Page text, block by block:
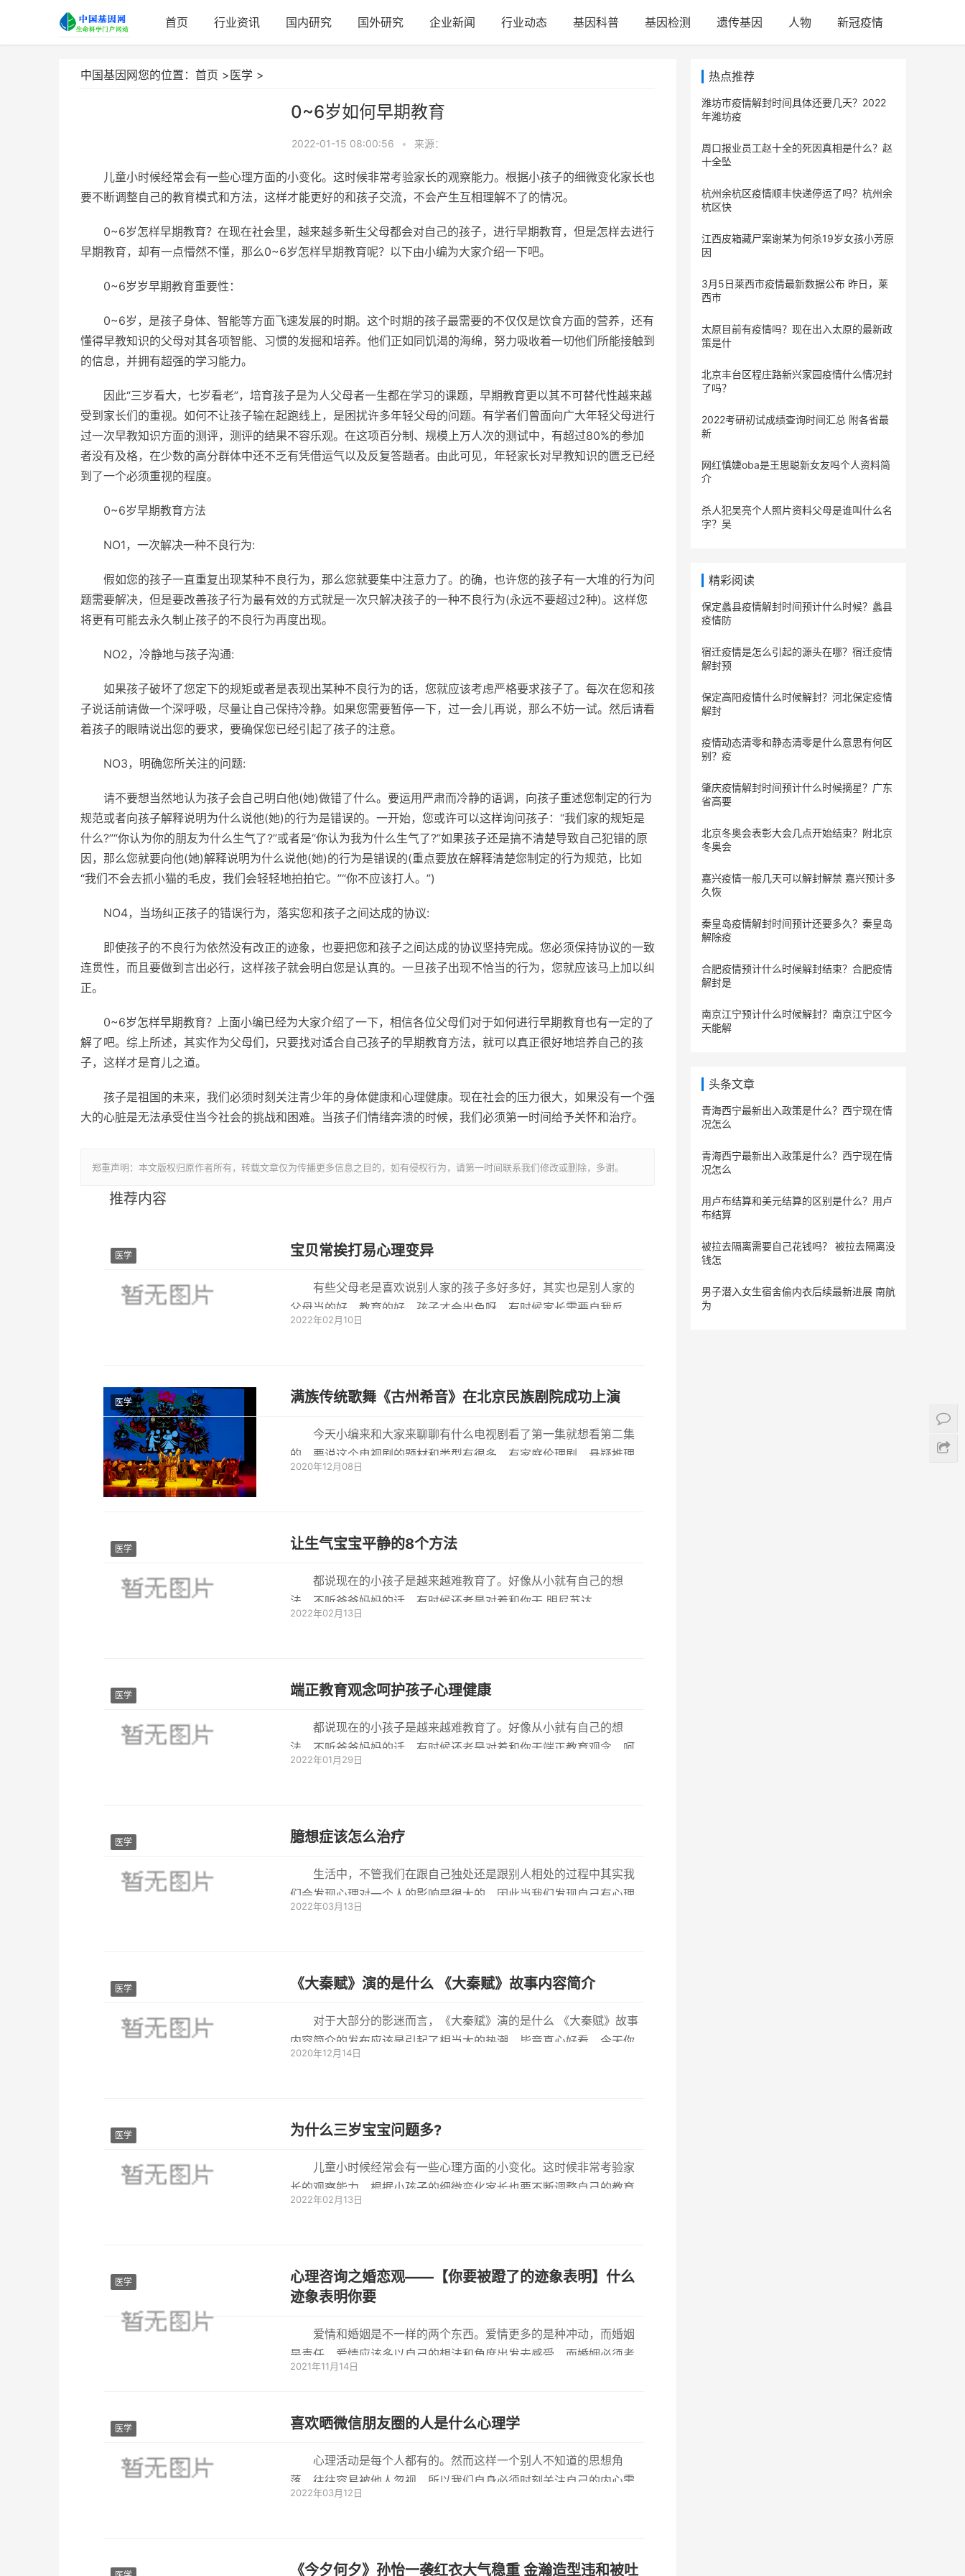
首页 行业资讯 国内研究 国外研究 企业新闻 行业动态 基因科普 基因检测 遗传基因 人物 新冠疫情
中国基因网您的位置： 首页 > 医学 >
0~6岁如何早期教育
2022-01-15 08:00:56 • 来源：
儿童小时候经常会有一些心理方面的小变化。这时候非常考验家长的观察能力。根据小孩子的细微变化家长也
要不断调整自己的教育模式和方法，这样才能更好的和孩子交流，不会产生互相理解不了的情况。
0~6岁怎样早期教育？在现在社会里，越来越多新生父母都会对自己的孩子，进行早期教育，但是怎样去进行
早期教育，却有一点懵然不懂，那么0~6岁怎样早期教育呢？以下由小编为大家介绍一下吧。
0~6岁岁早期教育重要性：
0~6岁，是孩子身体、智能等方面飞速发展的时期。这个时期的孩子最需要的不仅仅是饮食方面的营养，还有
懂得早教知识的父母对其各项智能、习惯的发掘和培养。他们正如同饥渴的海绵，努力吸收着一切他们所能接触到
的信息，并拥有超强的学习能力。
因此“三岁看大，七岁看老”，培育孩子是为人父母者一生都在学习的课题，早期教育更以其不可替代性越来越
受到家长们的重视。如何不让孩子输在起跑线上，是困扰许多年轻父母的问题。有学者们曾面向广大年轻父母进行
过一次早教知识方面的测评，测评的结果不容乐观。在这项百分制、规模上万人次的测试中，有超过80%的参加
者没有及格，在少数的高分群体中还不乏有凭借运气以及反复答题者。由此可见，年轻家长对早教知识的匮乏已经
到了一个必须重视的程度。
0~6岁早期教育方法
NO1，一次解决一种不良行为:
假如您的孩子一直重复出现某种不良行为，那么您就要集中注意力了。的确，也许您的孩子有一大堆的行为问
题需要解决，但是要改善孩子行为最有效的方式就是一次只解决孩子的一种不良行为(永远不要超过2种)。这样您
将更有可能去永久制止孩子的不良行为再度出现。
NO2，冷静地与孩子沟通:
如果孩子破坏了您定下的规矩或者是表现出某种不良行为的话，您就应该考虑严格要求孩子了。每次在您和孩
子说话前请做一个深呼吸，尽量让自己保持冷静。如果您需要暂停一下，过一会儿再说，那么不妨一试。然后请看
着孩子的眼睛说出您的要求，要确保您已经引起了孩子的注意。
NO3，明确您所关注的问题:
请不要想当然地认为孩子会自己明白他(她)做错了什么。要运用严肃而冷静的语调，向孩子重述您制定的行为
规范或者向孩子解释说明为什么说他(她)的行为是错误的。一开始，您或许可以这样询问孩子：“我们家的规矩是
什么?”“你认为你的朋友为什么生气了?”或者是“你认为我为什么生气了?”如果孩子还是搞不清楚导致自己犯错的原
因，那么您就要向他(她)解释说明为什么说他(她)的行为是错误的(重点要放在解释清楚您制定的行为规范，比如
“我们不会去抓小猫的毛皮，我们会轻轻地拍拍它。”“你不应该打人。”)
NO4，当场纠正孩子的错误行为，落实您和孩子之间达成的协议:
即使孩子的不良行为依然没有改正的迹象，也要把您和孩子之间达成的协议坚持完成。您必须保持协议的一致
连贯性，而且要做到言出必行，这样孩子就会明白您是认真的。一旦孩子出现不恰当的行为，您就应该马上加以纠
正。
0~6岁怎样早期教育？上面小编已经为大家介绍了一下，相信各位父母们对于如何进行早期教育也有一定的了
解了吧。综上所述，其实作为父母们，只要找对适合自己孩子的早期教育方法，就可以真正很好地培养自己的孩
子，这样才是育儿之道。
孩子是祖国的未来，我们必须时刻关注青少年的身体健康和心理健康。现在社会的压力很大，如果没有一个强
大的心脏是无法承受住当今社会的挑战和困难。当孩子们情绪奔溃的时候，我们必须第一时间给予关怀和治疗。
郑重声明：本文版权归原作者所有，转载文章仅为传播更多信息之目的，如有侵权行为，请第一时间联系我们修改或删除，多谢。
推荐内容
医学 宝贝常挨打易心理变异
有些父母老是喜欢说别人家的孩子多好多好，其实也是别人家的
父母当的好，教育的好，孩子才会出色呀。有时候家长需要自我反
思，自己是不...
2022年02月10日
医学 满族传统歌舞《古州希音》在北京民族剧院成功上演
今天小编来和大家来聊聊有什么电视剧看了第一集就想看第二集
的，要说这个电视剧的题材和类型有很多，有家庭伦理剧，悬疑推理
剧，战争历...
2020年12月08日
医学 让生气宝宝平静的8个方法
都说现在的小孩子是越来越难教育了。好像从小就有自己的想
法，不听爸爸妈妈的话，有时候还老是对着和你干 明尼苏达
2022年02月13日
医学 端正教育观念呵护孩子心理健康
都说现在的小孩子是越来越难教育了。好像从小就有自己的想
法，不听爸爸妈妈的话，有时候还老是对着和你干端正教育观念，呵
护孩子心理健...
2022年01月29日
医学 臆想症该怎么治疗
生活中，不管我们在跟自己独处还是跟别人相处的过程中其实我
们会发现心理对一个人的影响是很大的。因此当我们发现自己有心理
疾病的倾向...
2022年03月13日
医学 《大秦赋》演的是什么 《大秦赋》故事内容简介
对于大部分的影迷而言，《大秦赋》演的是什么 《大秦赋》故事
内容简介的发布应该是引起了相当大的热潮，毕竟真心好看，今天你
二刷了吗？大
2020年12月14日
医学 为什么三岁宝宝问题多?
儿童小时候经常会有一些心理方面的小变化。这时候非常考验家
长的观察能力。根据小孩子的细微变化家长也要不断调整自己的教育
模式和方法...
2022年02月13日
医学
心理咨询之婚恋观——【你要被蹬了的迹象表明】什么
迹象表明你要
爱情和婚姻是不一样的两个东西。爱情更多的是种冲动，而婚姻
是责任。爱情应该多以自己的想法和角度出发去感受，而婚姻必须考
虑到双方的...
2021年11月14日
医学 喜欢晒微信朋友圈的人是什么心理学
心理活动是每个人都有的。然而这样一个别人不知道的思想角
落，往往容易被他人忽视。所以我们自身必须时刻关注自己的内心需
求，不能让自...
2022年03月12日
《今夕何夕》孙怡一袭红衣大气稳重 金瀚造型违和被吐
热点推荐
潍坊市疫情解封时间具体还要几天？2022
年潍坊疫
周口报业员工赵十全的死因真相是什么？赵
十全坠
杭州余杭区疫情顺丰快递停运了吗？杭州余
杭区快
江西皮箱藏尸案谢某为何杀19岁女孩小芳原
因
3月5日莱西市疫情最新数据公布 昨日，莱
西市
太原目前有疫情吗？现在出入太原的最新政
策是什
北京丰台区程庄路新兴家园疫情什么情况封
了吗？
2022考研初试成绩查询时间汇总 附各省最
新
网红慎婕oba是王思聪新女友吗个人资料简
介
杀人犯吴亮个人照片资料父母是谁叫什么名
字？吴
精彩阅读
保定蠡县疫情解封时间预计什么时候？蠡县
疫情防
宿迁疫情是怎么引起的源头在哪？宿迁疫情
解封预
保定​高阳疫情什么时候解封？河北保定疫情
解封
疫情动态清零和静态清零是什么意思有何区
别？疫
肇庆疫情解封时间预计什么时候摘星？广东
省高要
北京冬奥会表彰大会几点开始结束？附北京
冬奥会
嘉兴疫情一般几天可以解封解禁 嘉兴预计多
久恢
秦皇岛疫情解封时间预计还要多久？秦皇岛
解除疫
合肥疫情预计什么时候解封结束？合肥疫情
解封是
南京江宁预计什么时候解封？南京江宁区今
天能解
头条文章
青海西宁最新出入政策是什么？西宁现在情
况怎么
青海西宁最新出入政策是什么？西宁现在情
况怎么
用卢布结算和美元结算的区别是什么？用卢
布结算
被拉去隔离需要自己花钱吗？ 被拉去隔离没
钱怎
男子潜入女生宿舍偷内衣后续最新进展 南航
为